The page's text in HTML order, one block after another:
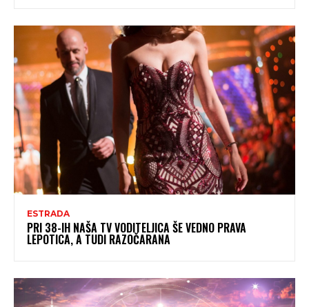
ESTRADA
PRI 38-IH NAŠA TV VODITELJICA ŠE VEDNO PRAVA
LEPOTICA, A TUDI RAZOČARANA